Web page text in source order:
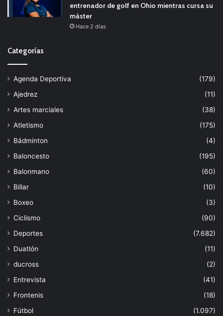
entrenador de golf en Ohio mientras cursa su
máster
Hace 2 días
Categorías
Agenda Deportiva
(179)
Ajedrez
(11)
Artes marciales
(38)
Atletismo
(175)
Bádminton
(4)
Baloncesto
(195)
Balonmano
(60)
Billar
(10)
Boxeo
(3)
Ciclismo
(90)
Deportes
(7.682)
Duatlón
(11)
ducross
(2)
Entrevista
(41)
Frontenis
(18)
Fútbol
(1.097)